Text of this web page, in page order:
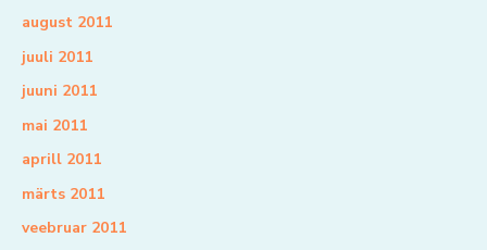
august 2011
juuli 2011
juuni 2011
mai 2011
aprill 2011
märts 2011
veebruar 2011